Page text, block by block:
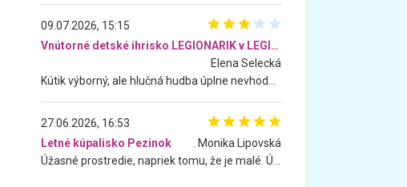
09.07.2026, 15:15
Vnútorné detské ihrisko LEGIONARIK v LEGIA Fitness
Elena Selecká
27.06.2026, 16:53
Letné kúpalisko Pezinok
. Monika Lipovská